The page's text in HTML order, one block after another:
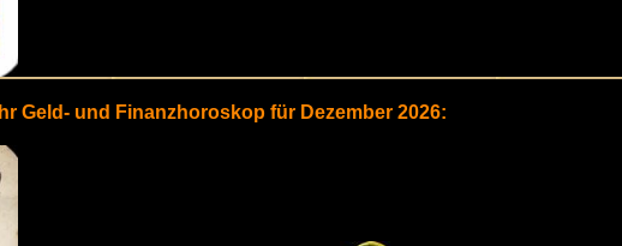
Ihr Geld- und Finanzhoroskop für Dezember 2026: